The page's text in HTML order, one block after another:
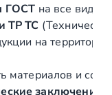
ГОСТ на все виды
ТР ТС
на
материалов и
заключения